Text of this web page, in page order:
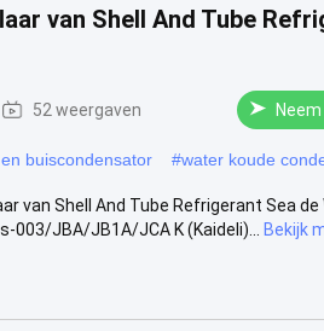
van Shell And Tube
52 weergaven
buiscondensator #water koude
van Shell And Tube Refrigerant Sea de
JBA/JB1A/JCA K (Kaideli)...
Bekijk